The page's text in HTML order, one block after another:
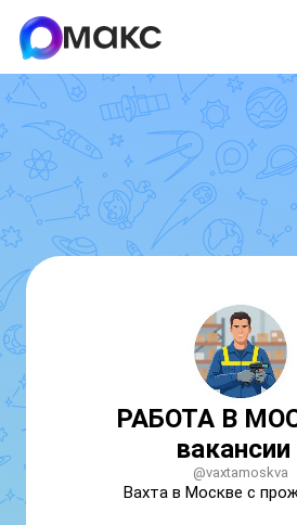
РАБОТА В
вакансии
@vaxtamoskva
Вахта в Москве с